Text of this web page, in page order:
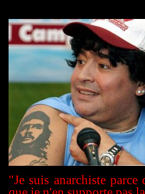
"Je suis anarchiste